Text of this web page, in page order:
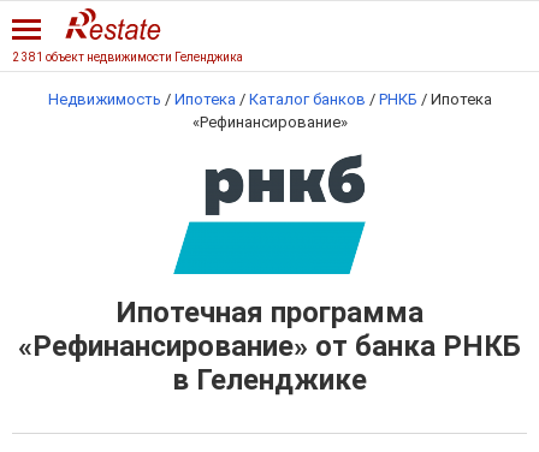
2 381 объект недвижимости Геленджика
Недвижимость / Ипотека / Каталог банков / РНКБ / Ипотека
«Рефинансирование»
Ипотечная программа
«Рефинансирование» от банка РНКБ
в Геленджике